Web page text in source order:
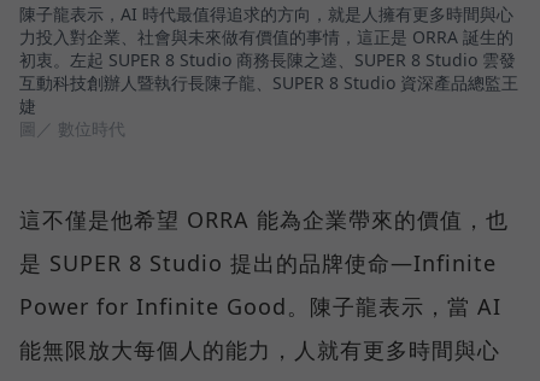
陳子龍表示，AI 時代最值得追求的方向，就是人擁有更多時間與心
力投入對企業、社會與未來做有價值的事情，這正是 ORRA 誕生的
初衷。左起 SUPER 8 Studio 商務長陳之逵、SUPER 8 Studio 雲發
互動科技創辦人暨執行長陳子龍、SUPER 8 Studio 資深產品總監王
婕
圖／ 數位時代
這不僅是他希望 ORRA 能為企業帶來的價值，也
是 SUPER 8 Studio 提出的品牌使命—Infinite
Power for Infinite Good。陳子龍表示，當 AI
能無限放大每個人的能力，人就有更多時間與心